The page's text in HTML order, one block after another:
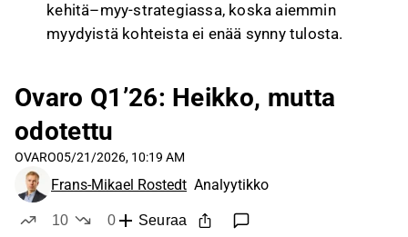
kehitä–myy-strategiassa, koska aiemmin
myydyistä kohteista ei enää synny tulosta.
virastotalon muuttamista noin 150 asunnoksi,
ja kohteeseen liittyy lisäksi noin 3 000 neliön
uudisrakennusoikeus hoivapainotteiseen
käyttöön. M3 Asunnot tuli
konversiohankkeeseen 50 %:n omistajaksi, ja
karkeasti noin puolet uudisasuntotuotannon
Ovaro Q1’26: Heikko, mutta
odotettu
OVARO05/21/2026, 10:19 AM
Frans-Mikael Rostedt Analyytikko
10
0
Seuraa